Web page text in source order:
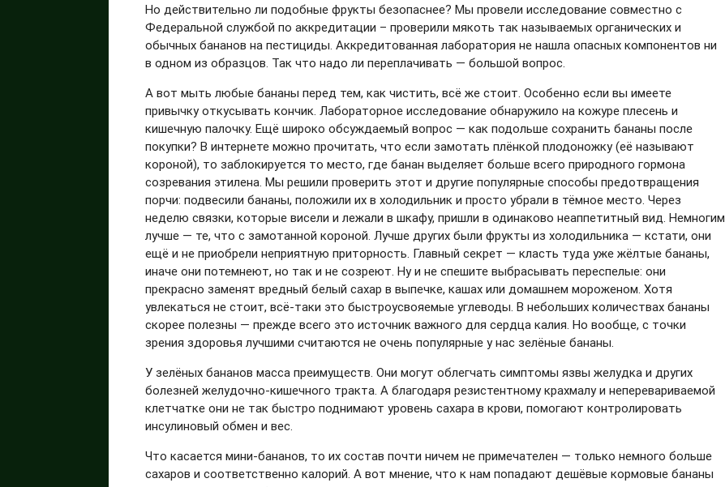
Но действительно ли подобные фрукты безопаснее? Мы провели исследование совместно с
Федеральной службой по аккредитации – проверили мякоть так называемых органических и
обычных бананов на пестициды. Аккредитованная лаборатория не нашла опасных компонентов ни
в одном из образцов. Так что надо ли переплачивать — большой вопрос.
А вот мыть любые бананы перед тем, как чистить, всё же стоит. Особенно если вы имеете
привычку откусывать кончик. Лабораторное исследование обнаружило на кожуре плесень и
кишечную палочку. Ещё широко обсуждаемый вопрос — как подольше сохранить бананы после
покупки? В интернете можно прочитать, что если замотать плёнкой плодоножку (её называют
короной), то заблокируется то место, где банан выделяет больше всего природного гормона
созревания этилена. Мы решили проверить этот и другие популярные способы предотвращения
порчи: подвесили бананы, положили их в холодильник и просто убрали в тёмное место. Через
неделю связки, которые висели и лежали в шкафу, пришли в одинаково неаппетитный вид. Немногим
лучше — те, что с замотанной короной. Лучше других были фрукты из холодильника — кстати, они
ещё и не приобрели неприятную приторность. Главный секрет — класть туда уже жёлтые бананы,
иначе они потемнеют, но так и не созреют. Ну и не спешите выбрасывать переспелые: они
прекрасно заменят вредный белый сахар в выпечке, кашах или домашнем мороженом. Хотя
увлекаться не стоит, всё-таки это быстроусвояемые углеводы. В небольших количествах бананы
скорее полезны — прежде всего это источник важного для сердца калия. Но вообще, с точки
зрения здоровья лучшими считаются не очень популярные у нас зелёные бананы.
У зелёных бананов масса преимуществ. Они могут облегчать симптомы язвы желудка и других
болезней желудочно-кишечного тракта. А благодаря резистентному крахмалу и неперевариваемой
клетчатке они не так быстро поднимают уровень сахара в крови, помогают контролировать
инсулиновый обмен и вес.
Что касается мини-бананов, то их состав почти ничем не примечателен — только немного больше
сахаров и соответственно калорий. А вот мнение, что к нам попадают дешёвые кормовые бананы